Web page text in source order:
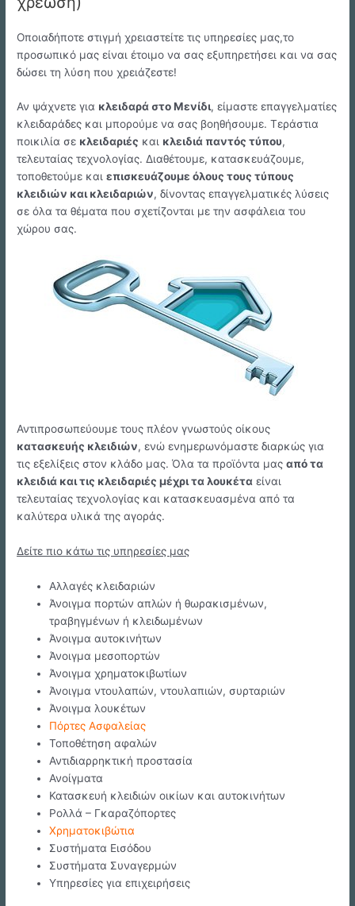
Οποιαδήποτε στιγμή χρειαστείτε τις υπηρεσίες μας,το
προσωπικό μας είναι έτοιμο να σας εξυπηρετήσει και να σας
δώσει τη λύση που χρειάζεστε!
Αν ψάχνετε για κλειδαρά στo Μενίδι, είμαστε επαγγελματίες
κλειδαράδες και μπορούμε να σας βοηθήσουμε. Τεράστια
ποικιλία σε κλειδαριές και κλειδιά παντός τύπου,
τελευταίας τεχνολογίας. Διαθέτουμε, κατασκευάζουμε,
τοποθετούμε καιεπισκευάζουμε όλους τους τύπους
κλειδιών και κλειδαριών, δίνοντας επαγγελματικές λύσεις
σε όλα τα θέματα που σχετίζονται με την ασφάλεια του
χώρου σας.
Αντιπροσωπεύουμε τους πλέον γνωστούς οίκους
κατασκευής κλειδιών, ενώ ενημερωνόμαστε διαρκώς για
τις εξελίξεις στον κλάδο μας. Όλα τα προϊόντα μαςαπό τα
κλειδιά και τις κλειδαριές μέχρι τα λουκέτα είναι
τελευταίας τεχνολογίας και κατασκευασμένα από τα
καλύτερα υλικά της αγοράς.
Δείτε πιο κάτω τις υπηρεσίες μας
Αλλαγές κλειδαριών
Άνοιγμα πορτών απλών ή θωρακισμένων,
τραβηγμένων ή κλειδωμένων
Άνοιγμα αυτοκινήτων
Άνοιγμα μεσοπορτών
Άνοιγμα χρηματοκιβωτίων
Άνοιγμα ντουλαπών, ντουλαπιών, συρταριών
Άνοιγμα λουκέτων
Πόρτες Ασφαλείας
Τοποθέτηση αφαλών
Αντιδιαρρηκτική προστασία
Ανοίγματα
Κατασκευή κλειδιών οικίων και αυτοκινήτων
Ρολλά – Γκαραζόπορτες
Χρηματοκιβώτια
Συστήματα Εισόδου
Συστήματα Συναγερμών
Υπηρεσίες για επιχειρήσεις